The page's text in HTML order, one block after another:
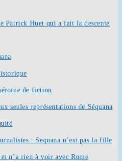
Patrick Huet qui a fait la descente
de fiction
seules représentations de Séquana
: Sequana n’est pas la fille
et n’a rien à voir avec Rome